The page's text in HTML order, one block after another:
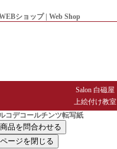
ショップ | Web Shop
Salon 白磁屋
上絵付け教室
デコールチンツ転写紙